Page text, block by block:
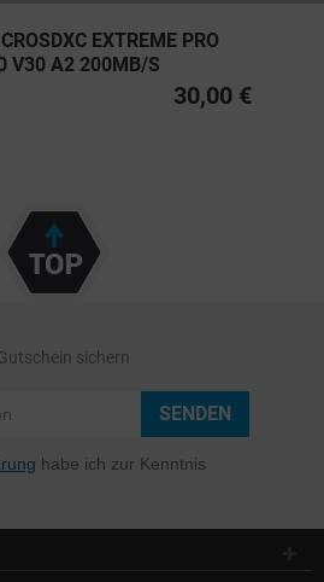
EXTREME PRO
V30 A2 200MB/S
30,00 €
sichern
SENDEN
habe ich zur Kenntnis